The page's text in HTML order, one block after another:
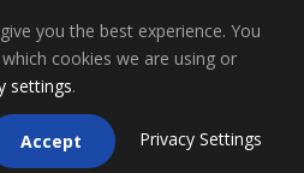
La Mancha, Todos los
reservados
you the best experience. You
cookies we are using or
settings.
Accept Privacy Settings